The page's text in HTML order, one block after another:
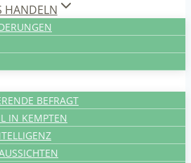
HANDELN
BEFRAGT
IN KEMPTEN